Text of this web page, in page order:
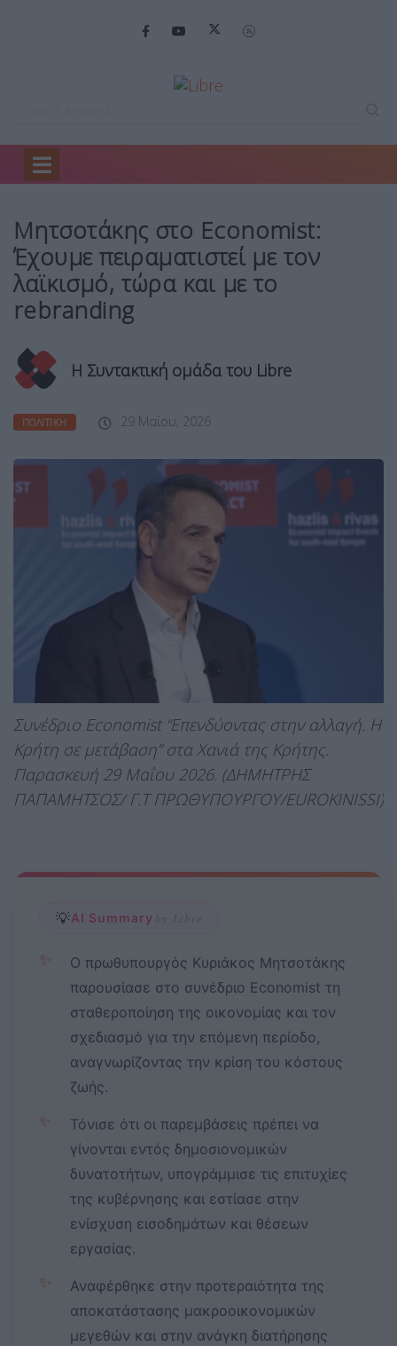
Home
Μητσοτάκης στο Economist:
Έχουμε πειραματιστεί με τον
λαϊκισμό, τώρα και με το
rebranding
Η Συντακτική ομάδα του Libre
ΠΟΛΙΤΙΚΉ 29 Μαΐου, 2026
Συνέδριο Economist “Επενδύοντας στην αλλαγή. Η
Κρήτη σε μετάβαση” στα Χανιά της Κρήτης.
Παρασκευή 29 Μαΐου 2026. (ΔΗΜΗΤΡΗΣ
ΠΑΠΑΜΗΤΣΟΣ/ Γ.Τ ΠΡΩΘΥΠΟΥΡΓΟΥ/EUROKINISSI)
💡AI Summary by Libre
✨
Ο πρωθυπουργός Κυριάκος Μητσοτάκης
παρουσίασε στο συνέδριο Economist τη
σταθεροποίηση της οικονομίας και τον
σχεδιασμό για την επόμενη περίοδο,
αναγνωρίζοντας την κρίση του κόστους
ζωής.
✨
Τόνισε ότι οι παρεμβάσεις πρέπει να
γίνονται εντός δημοσιονομικών
δυνατοτήτων, υπογράμμισε τις επιτυχίες
της κυβέρνησης και εστίασε στην
ενίσχυση εισοδημάτων και θέσεων
εργασίας.
✨
Αναφέρθηκε στην προτεραιότητα της
αποκατάστασης μακροοικονομικών
μεγεθών και στην ανάγκη διατήρησης